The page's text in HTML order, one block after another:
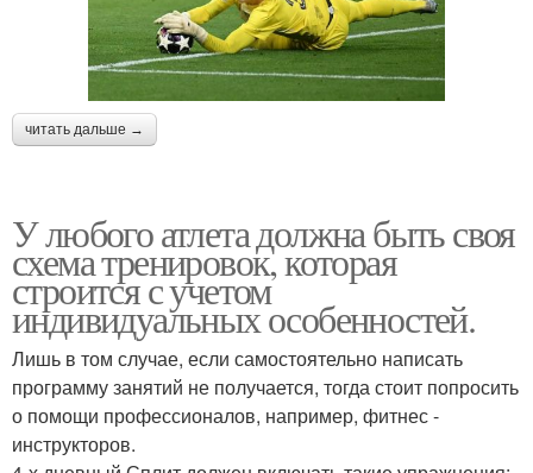
читать дальше →
У любого атлета должна быть своя
схема тренировок, которая
строится с учетом
индивидуальных особенностей.
Лишь в том случае, если самостоятельно написать
программу занятий не получается, тогда стоит попросить
о помощи профессионалов, например, фитнес -
инструкторов.